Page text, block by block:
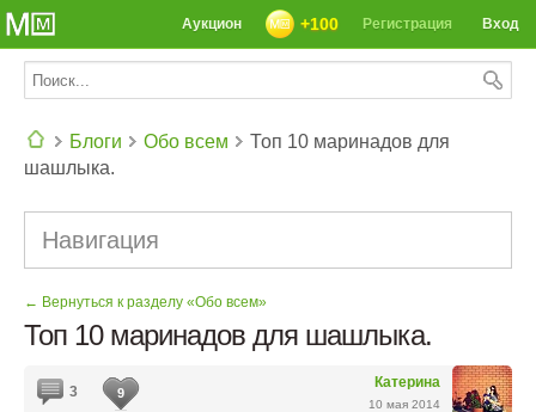
Вход
Регистрация
+100
Аукцион
Блоги Обо всем
Топ 10 маринадов для
шашлыка.
Навигация
← Вернуться к разделу «Обо всем»
Топ 10 маринадов для шашлыка.
Катерина
10 мая 2014
3 9